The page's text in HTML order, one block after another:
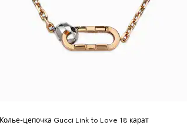
Колье-цепочка Gucci Link to Love 18 карат